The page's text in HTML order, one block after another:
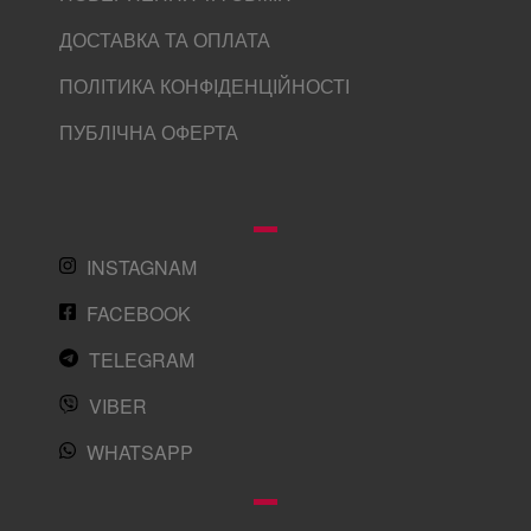
ДОСТАВКА ТА ОПЛАТА
ПОЛІТИКА КОНФІДЕНЦІЙНОСТІ
ПУБЛІЧНА ОФЕРТА
INSTAGNAM
FACEBOOK
TELEGRAM
VIBER
WHATSAPP